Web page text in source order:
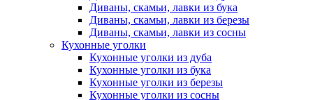
Диваны, скамьи, лавки из бука
Диваны, скамьи, лавки из березы
Диваны, скамьи, лавки из сосны
Кухонные уголки
Кухонные уголки из дуба
Кухонные уголки из бука
Кухонные уголки из березы
Кухонные уголки из сосны